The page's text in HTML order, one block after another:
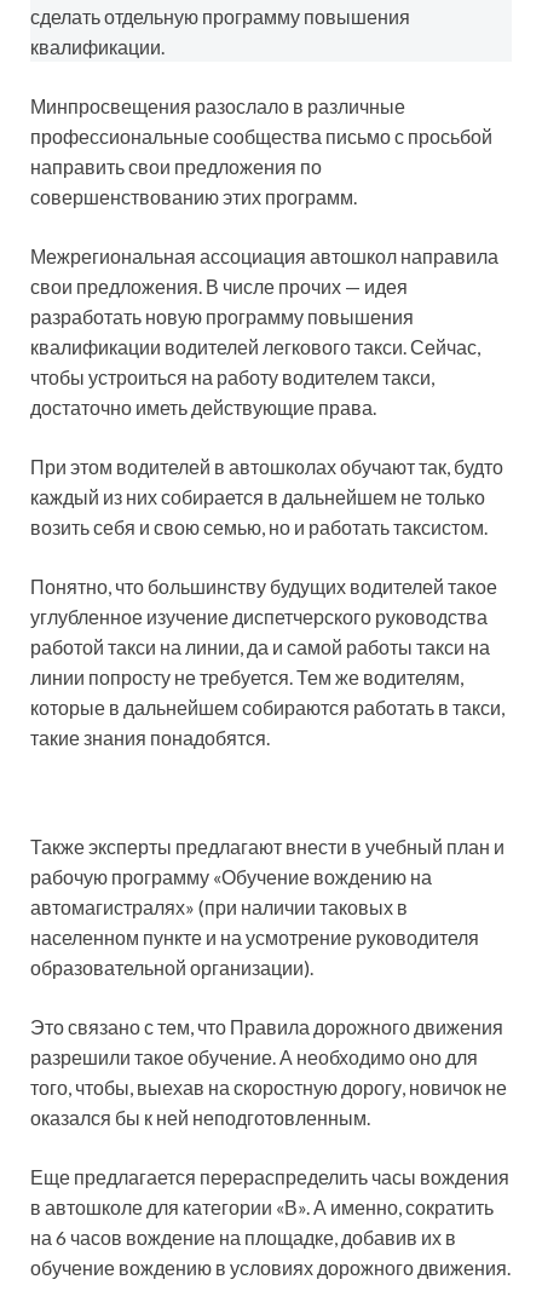
сделать отдельную программу повышения
квалификации.
Минпросвещения разослало в различные
профессиональные сообщества письмо с просьбой
направить свои предложения по
совершенствованию этих программ.
Межрегиональная ассоциация автошкол направила
свои предложения. В числе прочих — идея
разработать новую программу повышения
квалификации водителей легкового такси. Сейчас,
чтобы устроиться на работу водителем такси,
достаточно иметь действующие права.
При этом водителей в автошколах обучают так, будто
каждый из них собирается в дальнейшем не только
возить себя и свою семью, но и работать таксистом.
Понятно, что большинству будущих водителей такое
углубленное изучение диспетчерского руководства
работой такси на линии, да и самой работы такси на
линии попросту не требуется. Тем же водителям,
которые в дальнейшем собираются работать в такси,
такие знания понадобятся.
Также эксперты предлагают внести в учебный план и
рабочую программу «Обучение вождению на
автомагистралях» (при наличии таковых в
населенном пункте и на усмотрение руководителя
образовательной организации).
Это связано с тем, что Правила дорожного движения
разрешили такое обучение. А необходимо оно для
того, чтобы, выехав на скоростную дорогу, новичок не
оказался бы к ней неподготовленным.
Еще предлагается перераспределить часы вождения
в автошколе для категории «В». А именно, сократить
на 6 часов вождение на площадке, добавив их в
обучение вождению в условиях дорожного движения.